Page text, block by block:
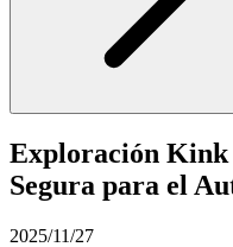
Exploración Kink
Segura para el
2025/11/27